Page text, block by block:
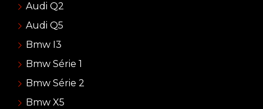
Audi Q2
Audi Q5
Bmw I3
Bmw Série 1
Bmw Série 2
Bmw X5